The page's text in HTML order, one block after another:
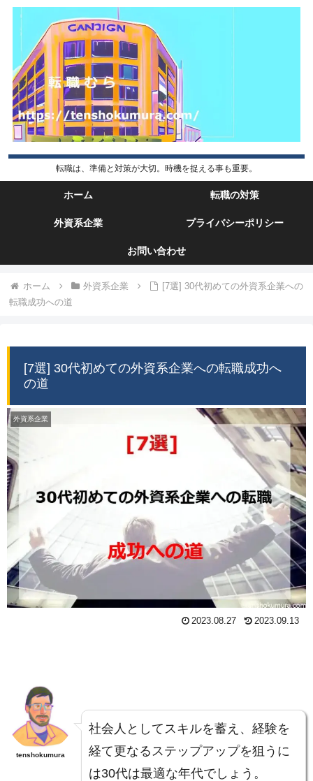
転職は、準備と対策が大切。時機を捉える事も重要。
ホーム 転職の対策
外資系企業 プライバシーポリシー
お問い合わせ
ホーム 外資系企業
[7選] 30代初めての外資系企業への
転職成功への道
[7選] 30代初めての外資系企業への転職成功へ
の道
外資系企業
2023.08.27 2023.09.13
tenshokumura
社会人としてスキルを蓄え、経験を
経て更なるステップアップを狙うに
は30代は最適な年代でしょう。